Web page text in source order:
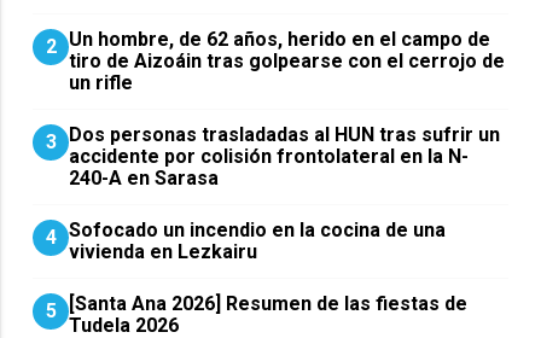
2 Un hombre, de 62 años, herido en el campo de
tiro de Aizoáin tras golpearse con el cerrojo de
un rifle
3 ​Dos personas trasladadas al HUN tras sufrir un
accidente por colisión frontolateral en la N-
240-A en Sarasa
4 Sofocado un incendio en la cocina de una
vivienda en Lezkairu
5
[Santa Ana 2026] Resumen de las fiestas de
Tudela 2026